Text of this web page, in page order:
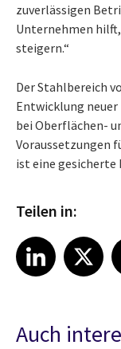
zuverlässigen
Unternehmen
steigern.“
Der Stahlbereich
Entwicklung
bei Oberflächen-
Voraussetzungen
ist eine gesicherte
Teilen in:
Share article on LinkedIn
LinkedIn
Share article on X
Auch